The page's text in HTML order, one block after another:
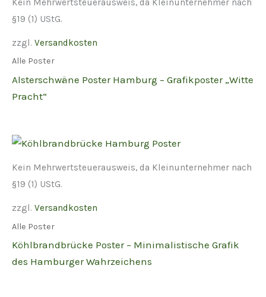
Kein Mehrwertsteuerausweis, da Kleinunternehmer nach
§19 (1) UStG.
zzgl. Versandkosten
Alle Poster
Alsterschwäne Poster Hamburg – Grafikposter „Witte
Pracht“
Kein Mehrwertsteuerausweis, da Kleinunternehmer nach
§19 (1) UStG.
zzgl. Versandkosten
Alle Poster
Köhlbrandbrücke Poster – Minimalistische Grafik
des Hamburger Wahrzeichens